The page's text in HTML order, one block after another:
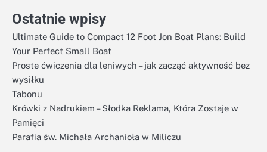
Ostatnie wpisy
Ultimate Guide to Compact 12 Foot Jon Boat Plans: Build
Your Perfect Small Boat
Proste ćwiczenia dla leniwych – jak zacząć aktywność bez
wysiłku
Tabonu
Krówki z Nadrukiem – Słodka Reklama, Która Zostaje w
Pamięci
Parafia św. Michała Archanioła w Miliczu